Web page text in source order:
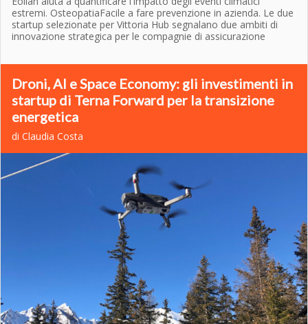
estremi. OsteopatiaFacile a fare prevenzione in azienda. Le due
startup selezionate per Vittoria Hub segnalano due ambiti di
innovazione strategica per le compagnie di assicurazione
Droni, AI e Space Economy: gli investimenti in
startup di Terna Forward per la transizione
energetica
di Claudia Costa